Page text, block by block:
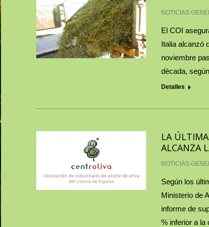
NOTICIAS
El COI
Italia alcanzó
noviembre
década,
Detalles
LA
ALCANZA
NOTICIAS
Según los
Ministerio de
informe de
% inferior a la